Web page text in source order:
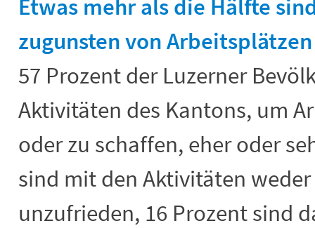
Etwas mehr als die Hälfte
zugunsten von
57 Prozent der Luzerner
Aktivitäten des Kantons, um
oder zu schaffen, eher oder
sind mit den Aktivitäten
unzufrieden, 16 Prozent sind